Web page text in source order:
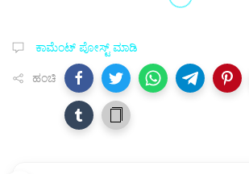
ಕಾಮೆಂಟ್‌‌ ಪೋಸ್ಟ್‌ ಮಾಡಿ
ಹಂಚಿ